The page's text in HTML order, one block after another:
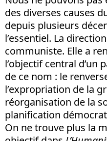
des diverses causes
depuis plusieurs
l’essentiel. La
communiste. Elle a
l’objectif central
de ce nom : le
l’expropriation de la
réorganisation de la
planification
On ne trouve plus la